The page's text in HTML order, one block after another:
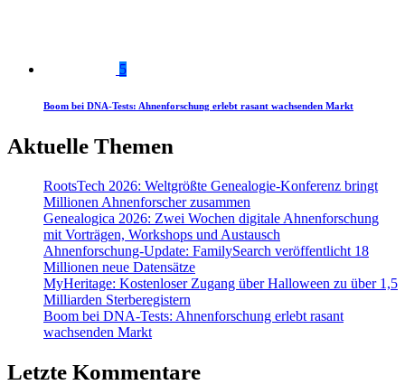
5
Boom bei DNA-Tests: Ahnenforschung erlebt rasant wachsenden Markt
Aktuelle Themen
RootsTech 2026: Weltgrößte Genealogie-Konferenz bringt
Millionen Ahnenforscher zusammen
Genealogica 2026: Zwei Wochen digitale Ahnenforschung
mit Vorträgen, Workshops und Austausch
Ahnenforschung-Update: FamilySearch veröffentlicht 18
Millionen neue Datensätze
MyHeritage: Kostenloser Zugang über Halloween zu über 1,5
Milliarden Sterberegistern
Boom bei DNA-Tests: Ahnenforschung erlebt rasant
wachsenden Markt
Letzte Kommentare